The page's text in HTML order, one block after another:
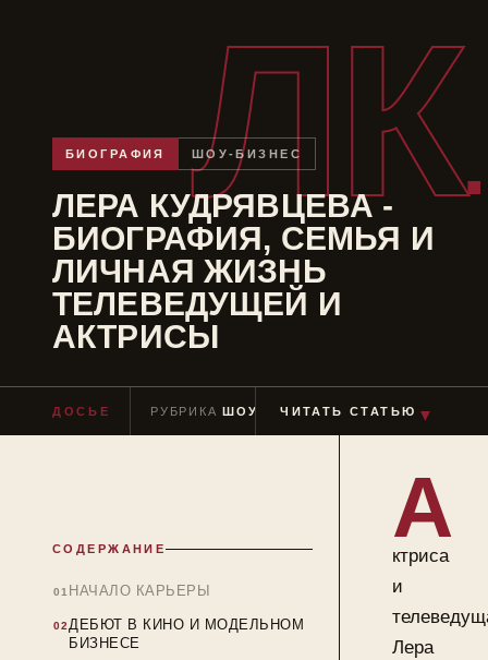
ЛК
БИОГРАФИЯ ШОУ-БИЗНЕС
ЛЕРА КУДРЯВЦЕВА -
БИОГРАФИЯ, СЕМЬЯ И
ЛИЧНАЯ ЖИЗНЬ
ТЕЛЕВЕДУЩЕЙ И
АКТРИСЫ
ДОСЬЕ РУБРИКАШОУ-БИЗНЕС ЧТЕНИЕ
ЧИТАТЬ СТАТЬЮ ▼
СОДЕРЖАНИЕ
НАЧАЛО КАРЬЕРЫ
ДЕБЮТ В КИНО И МОДЕЛЬНОМ
БИЗНЕСЕ
А
ктриса
и
Лера